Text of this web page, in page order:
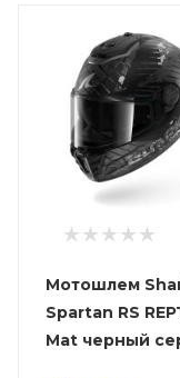
Мотошлем
Spartan RS
Mat черный